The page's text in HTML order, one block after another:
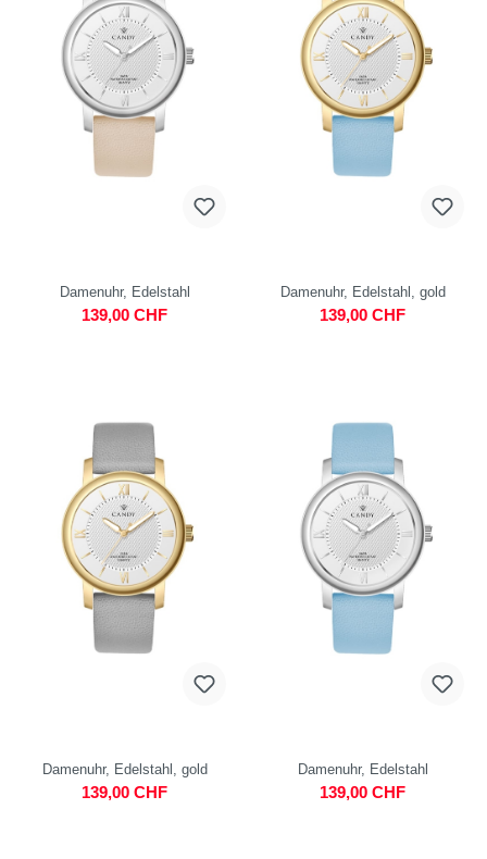
Damenuhr, Edelstahl
139,00 CHF
Damenuhr, Edelstahl, gold
139,00 CHF
Damenuhr, Edelstahl, gold
139,00 CHF
Damenuhr, Edelstahl
139,00 CHF